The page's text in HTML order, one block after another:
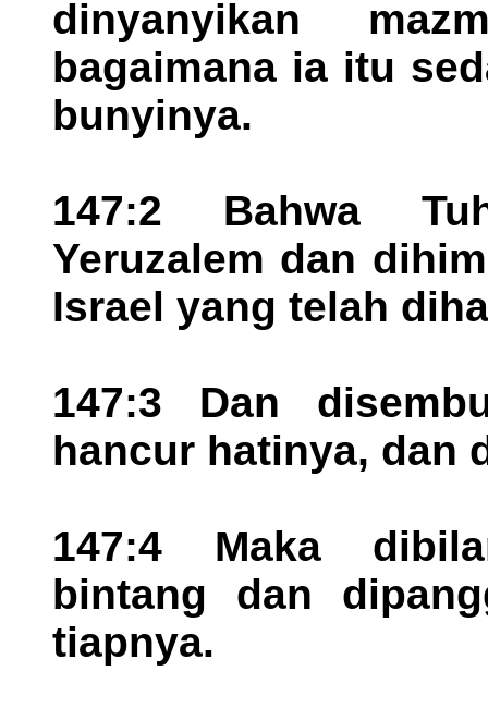
dinyanyikan
bagaimana ia itu
bunyinya.
147:2 Bahwa
Yeruzalem dan
Israel yang telah
147:3 Dan
hancur hatinya, dan
147:4 Maka
bintang dan
tiapnya.